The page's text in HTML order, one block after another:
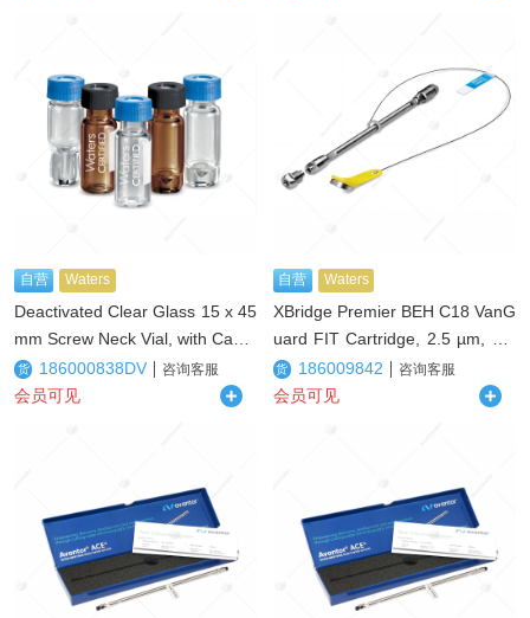
自营 Waters
Deactivated Clear Glass 15 x 45
mm Screw Neck Vial, with Cap a
nd PTFE/Silicone Septum, 4 mL
Volume, 100/pk样品瓶
货 186000838DV 咨询客服
会员可见
自营 Waters
XBridge Premier BEH C18 VanG
uard FIT Cartridge, 2.5 µm, 2.1
x 5 mm, 3/pk保护柱
货 186009842 咨询客服
会员可见